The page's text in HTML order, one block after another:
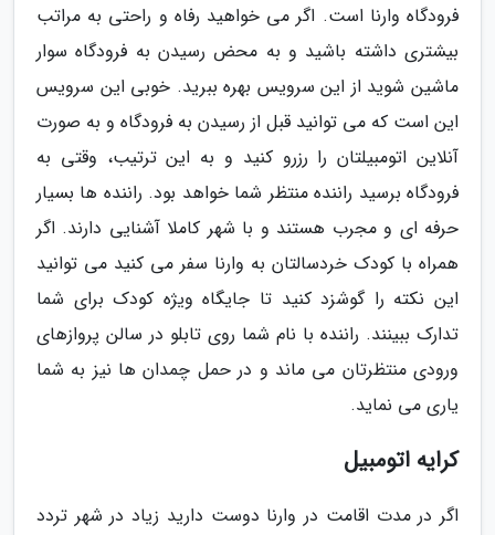
فرودگاه وارنا است. اگر می خواهید رفاه و راحتی به مراتب
بیشتری داشته باشید و به محض رسیدن به فرودگاه سوار
ماشین شوید از این سرویس بهره ببرید. خوبی این سرویس
این است که می توانید قبل از رسیدن به فرودگاه و به صورت
آنلاین اتومبیلتان را رزرو کنید و به این ترتیب، وقتی به
فرودگاه برسید راننده منتظر شما خواهد بود. راننده ها بسیار
حرفه ای و مجرب هستند و با شهر کاملا آشنایی دارند. اگر
همراه با کودک خردسالتان به وارنا سفر می کنید می توانید
این نکته را گوشزد کنید تا جایگاه ویژه کودک برای شما
تدارک ببینند. راننده با نام شما روی تابلو در سالن پروازهای
ورودی منتظرتان می ماند و در حمل چمدان ها نیز به شما
یاری می نماید.
کرایه اتومبیل
اگر در مدت اقامت در وارنا دوست دارید زیاد در شهر تردد